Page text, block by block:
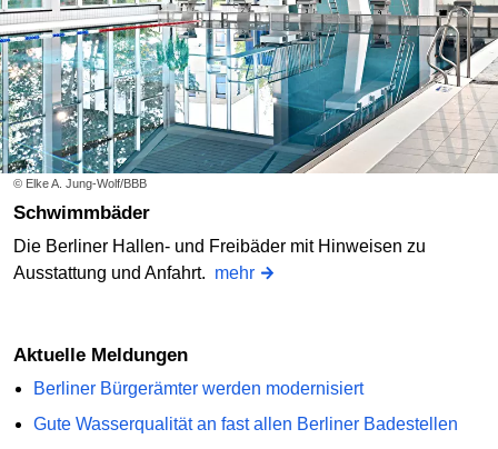
© Elke A. Jung-Wolf/BBB
Schwimmbäder
Die Berliner Hallen- und Freibäder mit Hinweisen zu
Ausstattung und Anfahrt. mehr
Aktuelle Meldungen
Berliner Bürgerämter werden modernisiert
Gute Wasserqualität an fast allen Berliner Badestellen